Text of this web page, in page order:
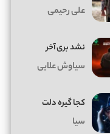
علی رحیمی
نشد بری آخر
سیاوش علایی
کجا گیره دلت
سیا